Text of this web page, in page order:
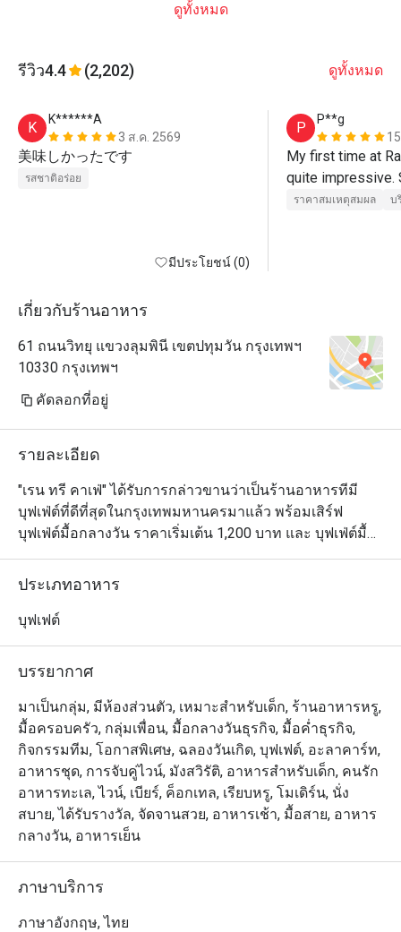
ดูทั้งหมด
รีวิว4.4 (2,202) ดูทั้งหมด
K
K******A
3 ส.ค. 2569
美味しかったです
รสชาติอร่อย
มีประโยชน์ (0)
P
P**g
My first time at
quite impressive.
were not so
sweets plus
station, salad
Thai spicy salad,
creams.
Thursday night.
displayed in the
Customers
station. Foie
highlight menus
addition, 2 kinds
provided in the
Staffs were
attentive. Khun
my experience at
and kitchen
ราคาสมเหตุสมผล บ
เกี่ยวกับร้านอาหาร
61 ถนนวิทยุ แขวงลุมพินี เขตปทุมวัน กรุงเทพฯ
10330 กรุงเทพฯ
คัดลอกที่อยู่
รายละเอียด
"เรน ทรี คาเฟ่" ได้รับการกล่าวขานว่าเป็นร้านอาหารทีมี
บุฟเฟ่ต์ที่ดีที่สุดในกรุงเทพมหานครมาแล้ว พร้อมเสิร์ฟ
บุฟเฟ่ต์มื้อกลางวัน ราคาเริ่มเต้น 1,200 บาท และ บุฟเฟ่ต์มื้อ
ค่ำ 1,600 บาท และการกลับมาในครั้งนี้ จะสร้างความ
ประทับใจยิ่งกว่าเดิม
นอกเหนือจากความสวยงาม บรรยากาศดีๆ เรายังเพิ่มสเตชั่
ไปนานด้วยความตั้งใจที่จะสร้างปรากฏการณ์ของอาหาร
บุฟเฟ่ต์ให้กับคุณ ทุกวัน เชฟจากทุกห้องอาหารของโรงแรมฯ
ทั้งไทย ญี่ปุ่น จีน อาหารยุโรป อินเดียและขนมหวาน จะจัด
เตรียมเมนูพิเศษในแบบที่พวกเขาถนัด มาจัดวางให้ท่านเลือก
รับประทานอย่างจุใจ รูปลักษณ์ใหม่เป็นสไตล์ไทย นีโอ-โค
โลเนียล ใช้เฟอร์นิเจอร์ที่หรูหรา มีรสนิยม แฝงความเป็น
เอกลักษณ์ไทยอย่างลงตัว
มีส่วนพื้นที่หลัก คือบริเวณ “เดอะ บรอนซ์ คิทเช่น” มี
เคาน์เตอร์บุฟเฟ่ต์ทั้งร้อนและเย็น ถัดมาจะพบ “ห้องวไลย”
ตกแต่งให้เหมือนห้องสมุด มองเห็นต้นไม้ใหญ่เรียงราย
ประเภทอาหาร
บุฟเฟต์
บรรยากาศ
มาเป็นกลุ่ม, มีห้องส่วนตัว, เหมาะสำหรับเด็ก, ร้านอาหารหรู,
มื้อครอบครัว, กลุ่มเพื่อน, มื้อกลางวันธุรกิจ, มื้อค่ำธุรกิจ,
กิจกรรมทีม, โอกาสพิเศษ, ฉลองวันเกิด, บุฟเฟต์, อะลาคาร์ท,
อาหารชุด, การจับคู่ไวน์, มังสวิรัติ, อาหารสำหรับเด็ก, คนรัก
อาหารทะเล, ไวน์, เบียร์, ค็อกเทล, เรียบหรู, โมเดิร์น, นั่ง
สบาย, ได้รับรางวัล, จัดจานสวย, อาหารเช้า, มื้อสาย, อาหาร
กลางวัน, อาหารเย็น
ภาษาบริการ
ภาษาอังกฤษ, ไทย